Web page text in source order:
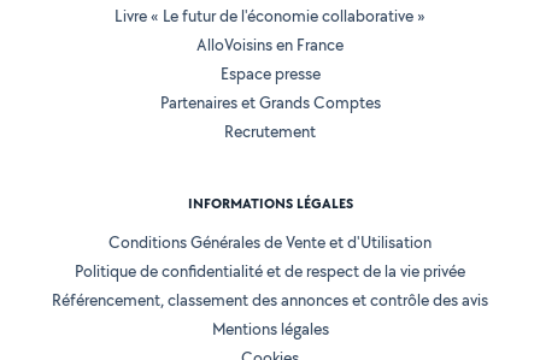
Livre « Le futur de l'économie collaborative »
AlloVoisins en France
Espace presse
Partenaires et Grands Comptes
Recrutement
INFORMATIONS LÉGALES
Conditions Générales de Vente et d'Utilisation
Politique de confidentialité et de respect de la vie privée
Référencement, classement des annonces et contrôle des avis
Mentions légales